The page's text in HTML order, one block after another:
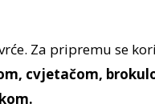
Za pripremu se
cvjetačom,